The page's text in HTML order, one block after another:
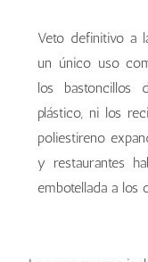
Veto definitivo a
un único uso
los bastoncillos
plástico, ni los
poliestireno
y restaurantes
embotellada a los